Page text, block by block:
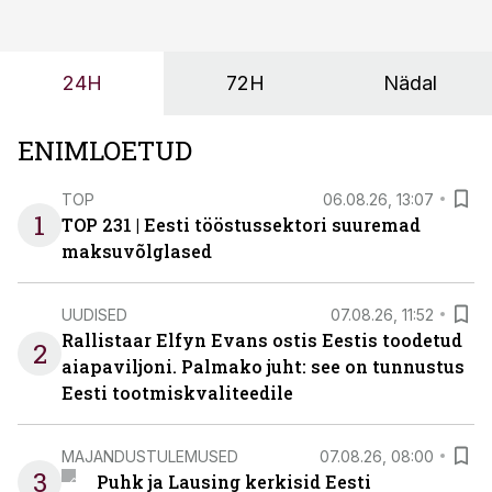
OÜ tegevjuht Sander Mitendorf.
24H 72H Nädal
ENIMLOETUD
1
TOP 06.08.26, 13:07
TOP 231 | Eesti tööstussektori suuremad
maksuvõlglased
2
UUDISED 07.08.26, 11:52
Rallistaar Elfyn Evans ostis Eestis toodetud
aiapaviljoni. Palmako juht: see on tunnustus
Eesti tootmiskvaliteedile
3
MAJANDUSTULEMUSED 07.08.26, 08:00
Puhk ja Lausing kerkisid Eesti